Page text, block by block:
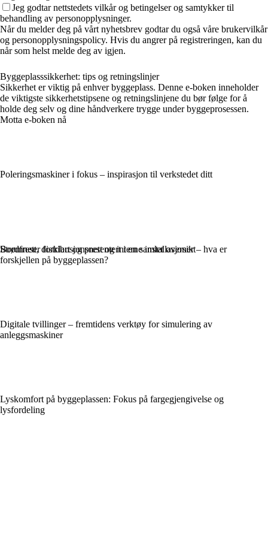
Jeg godtar nettstedets vilkår og betingelser og samtykker til
behandling av personopplysninger.
Når du melder deg på vårt nyhetsbrev godtar du også våre brukervilkår
og personopplysningspolicy. Hvis du angrer på registreringen, kan du
når som helst melde deg av igjen.
Byggeplasssikkerhet: tips og retningslinjer
Sikkerhet er viktig på enhver byggeplass. Denne e-boken inneholder
de viktigste sikkerhetstipsene og retningslinjene du bør følge for å
holde deg selv og dine håndverkere trygge under byggeprosessen.
Motta e-boken nå
Poleringsmaskiner i fokus – inspirasjon til verkstedet ditt
Bordfreser forklart og presentert i en samlet oversikt
Digitale tvillinger – fremtidens verktøy for simulering av
anleggsmaskiner
Lyskomfort på byggeplassen: Fokus på fargegjengivelse og
lysfordeling
Strømnett, distribusjonsnett og interne installasjoner – hva er
forskjellen på byggeplassen?